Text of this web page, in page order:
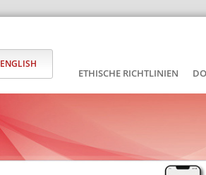
ENGLISH
ETHISCHE RICHTLINIEN